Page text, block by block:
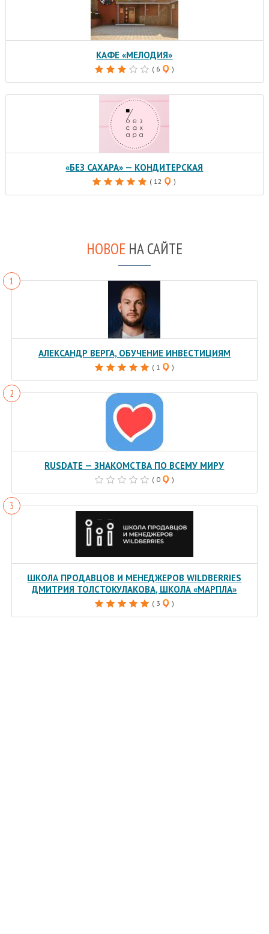
КАФЕ «МЕЛОДИЯ»
( 6 )
«БЕЗ САХАРА» — КОНДИТЕРСКАЯ
( 12 )
НОВОЕ НА САЙТЕ
АЛЕКСАНДР ВЕРГА, ОБУЧЕНИЕ ИНВЕСТИЦИЯМ
( 1 )
RUSDATE — ЗНАКОМСТВА ПО ВСЕМУ МИРУ
( 0 )
ШКОЛА ПРОДАВЦОВ И МЕНЕДЖЕРОВ WILDBERRIES
ДМИТРИЯ ТОЛСТОКУЛАКОВА, ШКОЛА «МАРПЛА»
( 3 )